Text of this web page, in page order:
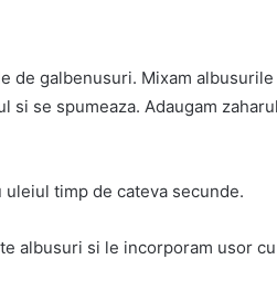
de galbenusuri. Mixam
si se spumeaza. Adaugam
timp de cateva secunde.
albusuri si le incorporam usor